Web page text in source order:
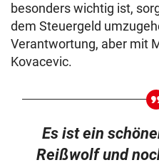
besonders wichtig ist,
dem Steuergeld
Verantwortung, aber mit
Kovacevic.
Es ist ein
Reißwolf und